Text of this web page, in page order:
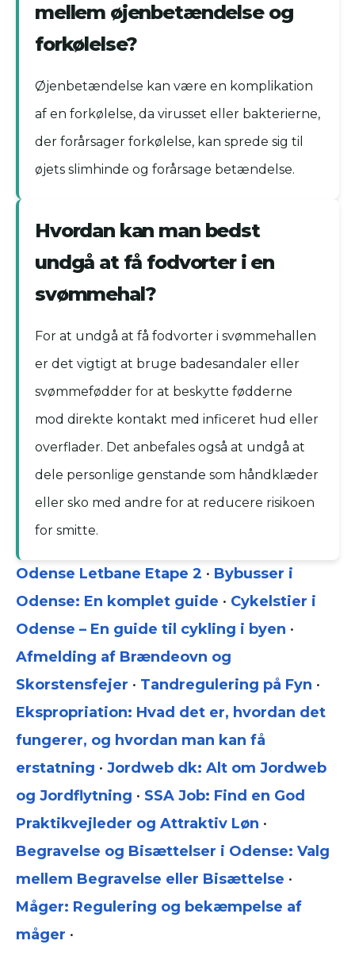
mellem øjenbetændelse og
forkølelse?
Øjenbetændelse kan være en komplikation
af en forkølelse, da virusset eller bakterierne,
der forårsager forkølelse, kan sprede sig til
øjets slimhinde og forårsage betændelse.
Hvordan kan man bedst
undgå at få fodvorter i en
svømmehal?
For at undgå at få fodvorter i svømmehallen
er det vigtigt at bruge badesandaler eller
svømmefødder for at beskytte fødderne
mod direkte kontakt med inficeret hud eller
overflader. Det anbefales også at undgå at
dele personlige genstande som håndklæder
eller sko med andre for at reducere risikoen
for smitte.
Odense Letbane Etape 2 • Bybusser i
Odense: En komplet guide • Cykelstier i
Odense – En guide til cykling i byen •
Afmelding af Brændeovn og
Skorstensfejer • Tandregulering på Fyn •
Ekspropriation: Hvad det er, hvordan det
fungerer, og hvordan man kan få
erstatning • Jordweb dk: Alt om Jordweb
og Jordflytning • SSA Job: Find en God
Praktikvejleder og Attraktiv Løn •
Begravelse og Bisættelser i Odense: Valg
mellem Begravelse eller Bisættelse •
Måger: Regulering og bekæmpelse af
måger •